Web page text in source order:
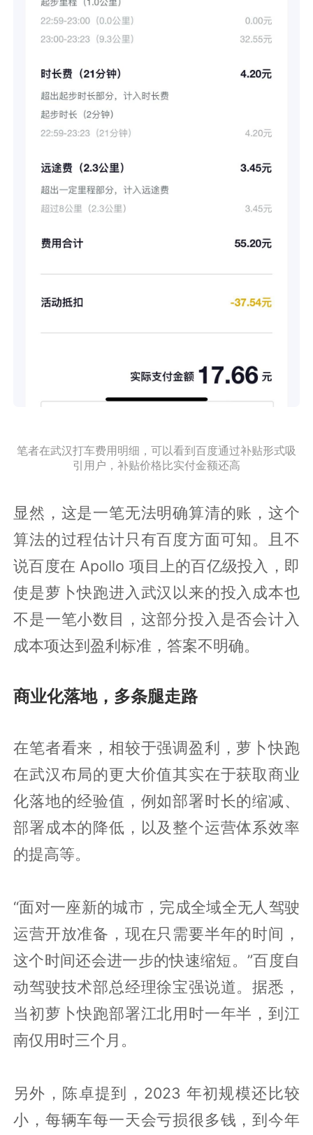
笔者在武汉打车费用明细，可以看到百度通过补贴形式吸
引用户，补贴价格比实付金额还高
显然，这是一笔无法明确算清的账，这个
算法的过程估计只有百度方面可知。且不
说百度在 Apollo 项目上的百亿级投入，即
使是萝卜快跑进入武汉以来的投入成本也
不是一笔小数目，这部分投入是否会计入
成本项达到盈利标准，答案不明确。
商业化落地，多条腿走路
在笔者看来，相较于强调盈利，萝卜快跑
在武汉布局的更大价值其实在于获取商业
化落地的经验值，例如部署时长的缩减、
部署成本的降低，以及整个运营体系效率
的提高等。
“面对一座新的城市，完成全域全无人驾驶
运营开放准备，现在只需要半年的时间，
这个时间还会进一步的快速缩短。”百度自
动驾驶技术部总经理徐宝强说道。据悉，
当初萝卜快跑部署江北用时一年半，到江
南仅用时三个月。
另外，陈卓提到，2023 年初规模还比较
小，每辆车每一天会亏损很多钱，到今年